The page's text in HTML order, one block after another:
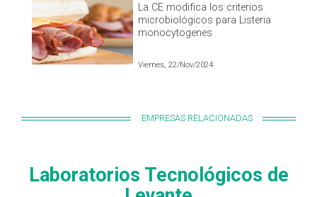
La CE modifica los criterios
microbiológicos para Listeria
monocytogenes
Viernes, 22/Nov/2024
EMPRESAS RELACIONADAS
Laboratorios Tecnológicos de